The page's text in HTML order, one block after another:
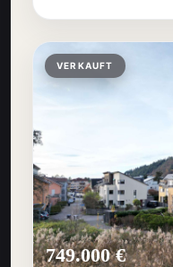
VERKAUFT
749.000 €